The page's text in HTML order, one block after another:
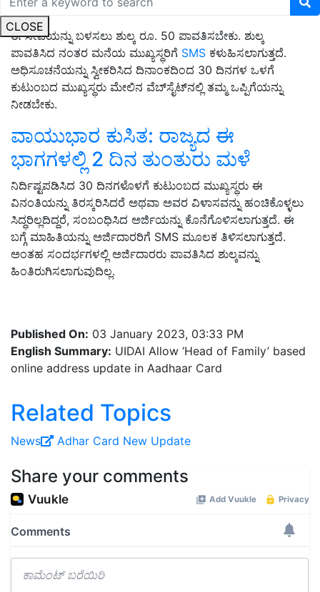
CLOSE
ಮಾಡಬೇಕು.
ಈ ಸೇವೆಯನ್ನು ಬಳಸಲು ಶುಲ್ಕ ರೂ. 50 ಪಾವತಿಸಬೇಕು. ಶುಲ್ಕ
ಪಾವತಿಸಿದ ನಂತರ ಮನೆಯ ಮುಖ್ಯಸ್ಥರಿಗೆ SMS ಕಳುಹಿಸಲಾಗುತ್ತದೆ.
ಅಧಿಸೂಚನೆಯನ್ನು ಸ್ವೀಕರಿಸಿದ ದಿನಾಂಕದಿಂದ 30 ದಿನಗಳ ಒಳಗೆ
ಕುಟುಂಬದ ಮುಖ್ಯಸ್ಥರು ಮೇಲಿನ ವೆಬ್‌ಸೈಟ್‌ನಲ್ಲಿ ತಮ್ಮ ಒಪ್ಪಿಗೆಯನ್ನು
ನೀಡಬೇಕು.
ವಾಯುಭಾರ ಕುಸಿತ: ರಾಜ್ಯದ ಈ
ಭಾಗಗಳಲ್ಲಿ 2 ದಿನ ತುಂತುರು ಮಳೆ
ನಿರ್ದಿಷ್ಟಪಡಿಸಿದ 30 ದಿನಗಳೊಳಗೆ ಕುಟುಂಬದ ಮುಖ್ಯಸ್ಥರು ಈ
ವಿನಂತಿಯನ್ನು ತಿರಸ್ಕರಿಸಿದರೆ ಅಥವಾ ಅವರ ವಿಳಾಸವನ್ನು ಹಂಚಿಕೊಳ್ಳಲು
ಸಿದ್ಧರಿಲ್ಲದಿದ್ದರೆ, ಸಂಬಂಧಿಸಿದ ಅರ್ಜಿಯನ್ನು ಕೊನೆಗೊಳಿಸಲಾಗುತ್ತದೆ. ಈ
ಬಗ್ಗೆ ಮಾಹಿತಿಯನ್ನು ಅರ್ಜಿದಾರರಿಗೆ SMS ಮೂಲಕ ತಿಳಿಸಲಾಗುತ್ತದೆ.
ಅಂತಹ ಸಂದರ್ಭಗಳಲ್ಲಿ ಅರ್ಜಿದಾರರು ಪಾವತಿಸಿದ ಶುಲ್ಕವನ್ನು
ಹಿಂತಿರುಗಿಸಲಾಗುವುದಿಲ್ಲ.
Published On: 03 January 2023, 03:33 PM
English Summary: UIDAI Allow ‘Head of Family’ based
online address update in Aadhaar Card
Related Topics
News Adhar Card New Update
Share your comments